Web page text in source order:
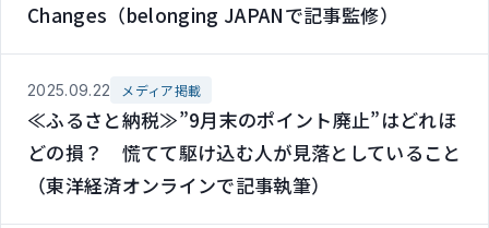
Changes（belonging JAPANで記事監修）
2025.09.22 メディア掲載
≪ふるさと納税≫”9月末のポイント廃止”はどれほ
どの損？ 慌てて駆け込む人が見落としていること
（東洋経済オンラインで記事執筆）